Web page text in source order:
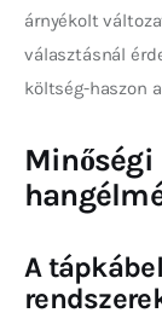
árnyékolt
választásnál
költség-haszon
A